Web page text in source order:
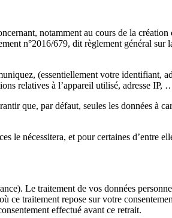
notamment au cours de la
n°2016/679, dit règlement général
(essentiellement votre identifiant,
relatives à l’appareil utilisé, adresse IP,
que, par défaut, seules les données à
le nécessitera, et pour certaines d’entre
Le traitement de vos données
ce traitement repose sur votre
effectué avant ce retrait.